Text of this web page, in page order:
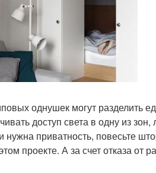
однушек могут разделить
доступ света в одну из
приватность, повесьте
проекте. А за счет отказа от